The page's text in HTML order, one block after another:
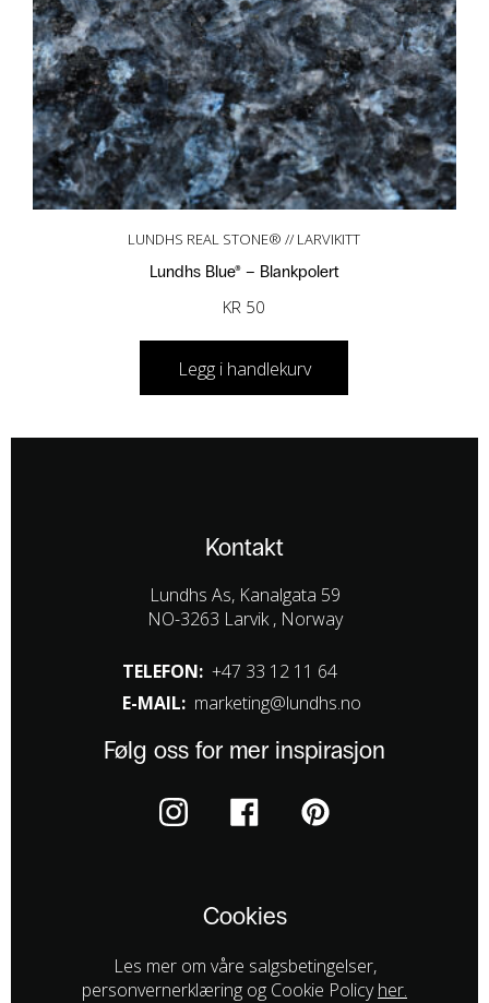
LUNDHS REAL STONE® // LARVIKITT
Lundhs Blue® – Blankpolert
KR 50
Legg i handlekurv
Kontakt
Lundhs As, Kanalgata 59
NO-3263 Larvik , Norway
TELEFON: +47 33 12 11 64
E-MAIL: marketing@lundhs.no
Følg oss for mer inspirasjon
Cookies
Les mer om våre salgsbetingelser,
personvernerklæring og Cookie Policyher.